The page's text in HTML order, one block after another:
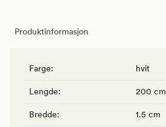
Produktinformasjon
Farge: hvit
Lengde: 200 cm
Bredde: 1.5 cm